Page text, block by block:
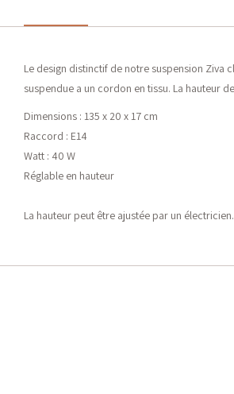
Le design distinctif de notre suspension Ziva
suspendue a un cordon en tissu. La hauteur
Dimensions : 135 x 20 x 17 cm
Raccord : E14
Watt : 40 W
Réglable en hauteur
La hauteur peut être ajustée par un